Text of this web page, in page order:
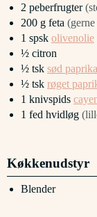
2 peberfrugter
200 g feta
1 spsk olivenolie
½ citron
½ tsk sød paprika
½ tsk røget
1 knivspids
1 fed hvidløg
Køkkenudstyr
Blender